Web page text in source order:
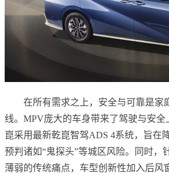
在所有需求之上，安全与可靠是家
线。MPV庞大的车身带来了驾驶与安
崑采用最新乾崑智驾ADS 4系统，旨在
预判诸如“鬼探头”等城区风险。同时，
薄弱的传统痛点，车型创新性加入后风